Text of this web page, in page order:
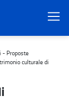
allegati -
- Proposte
culturale di